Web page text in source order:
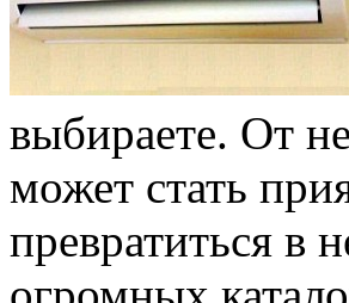
выбираете. От
может стать
превратиться в